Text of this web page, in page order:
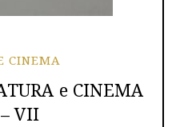
CINEMA
e CINEMA
VII